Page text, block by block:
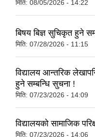
मिति: 08/05/2026 - 14:22
बिषय बिज्ञ सुचिकृत हुने
मिति: 07/28/2026 - 11:15
विद्यालय आन्तरिक
हुने सम्बन्धि सुचना !
मिति: 07/23/2026 - 14:09
विद्यालयको सामाजिक
मिति: 07/23/2026 - 14:06